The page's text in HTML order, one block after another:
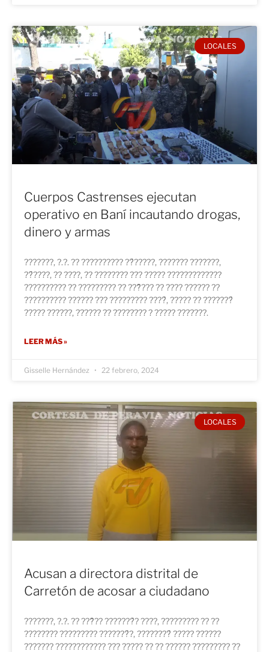
LOCALES
Cuerpos Castrenses ejecutan
operativo en Baní incautando drogas,
dinero y armas
???????, ?.?. ?? ?????????? ??́?????, ??????? ???????,
??́????, ?? ????, ?? ???????? ??? ????? ?????????????
?????????? ?? ????????? ?? ???̃??? ?? ???? ?????? ??
?????????? ?????? ??? ????????? ????́, ????? ?? ???????́
????? ??????, ?????? ?? ???????? ? ????? ???????.
LEER MÁS »
Gisselle Hernández 22 febrero, 2024
LOCALES
Acusan a directora distrital de
Carretón de acosar a ciudadano
???????, ?.?. ?? ???̃?? ???????́? ????, ????????? ?? ??
???????? ????????? ???????́?, ????????́ ????? ??????
??????? ???????????? ??? ????? ?? ?? ?????? ????????? ??